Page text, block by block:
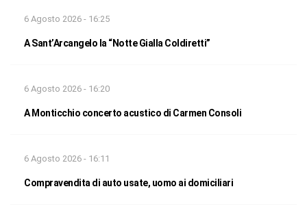
6 Agosto 2026 - 16:25
A Sant’Arcangelo la “Notte Gialla Coldiretti”
6 Agosto 2026 - 16:20
A Monticchio concerto acustico di Carmen Consoli
6 Agosto 2026 - 16:11
Compravendita di auto usate, uomo ai domiciliari